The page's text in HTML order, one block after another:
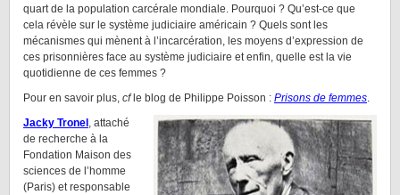
quart de la population carcérale mondiale. Pourquoi ? Qu’est-ce que
cela révèle sur le système judiciaire américain ? Quels sont les
mécanismes qui mènent à l’incarcération, les moyens d’expression de
ces prisonnières face au système judiciaire et enfin, quelle est la vie
quotidienne de ces femmes ?
Pour en savoir plus, cfle blog de Philippe Poisson : Prisons de femmes.
Jacky Tronel , attaché
de recherche à la
Fondation Maison des
sciences de l’homme
(Paris) et responsable